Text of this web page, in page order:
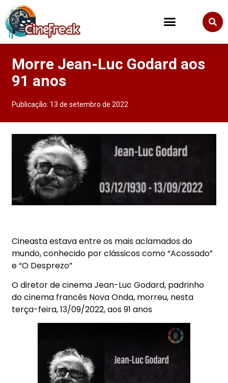
Morre Jean-Luc Godard aos
91 anos
Publicação: 13 de setembro de 2022
Cineasta estava entre os mais aclamados do
mundo, conhecido por clássicos como “Acossado”
e “O Desprezo”
O diretor de cinema Jean-Luc Godard, padrinho
do cinema francês Nova Onda, morreu, nesta
terça-feira, 13/09/2022, aos 91 anos